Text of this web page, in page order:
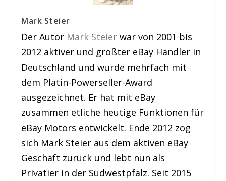
Mark Steier
Der Autor Mark Steier war von 2001 bis
2012 aktiver und größter eBay Händler in
Deutschland und wurde mehrfach mit
dem Platin-Powerseller-Award
ausgezeichnet. Er hat mit eBay
zusammen etliche heutige Funktionen für
eBay Motors entwickelt. Ende 2012 zog
sich Mark Steier aus dem aktiven eBay
Geschäft zurück und lebt nun als
Privatier in der Südwestpfalz. Seit 2015